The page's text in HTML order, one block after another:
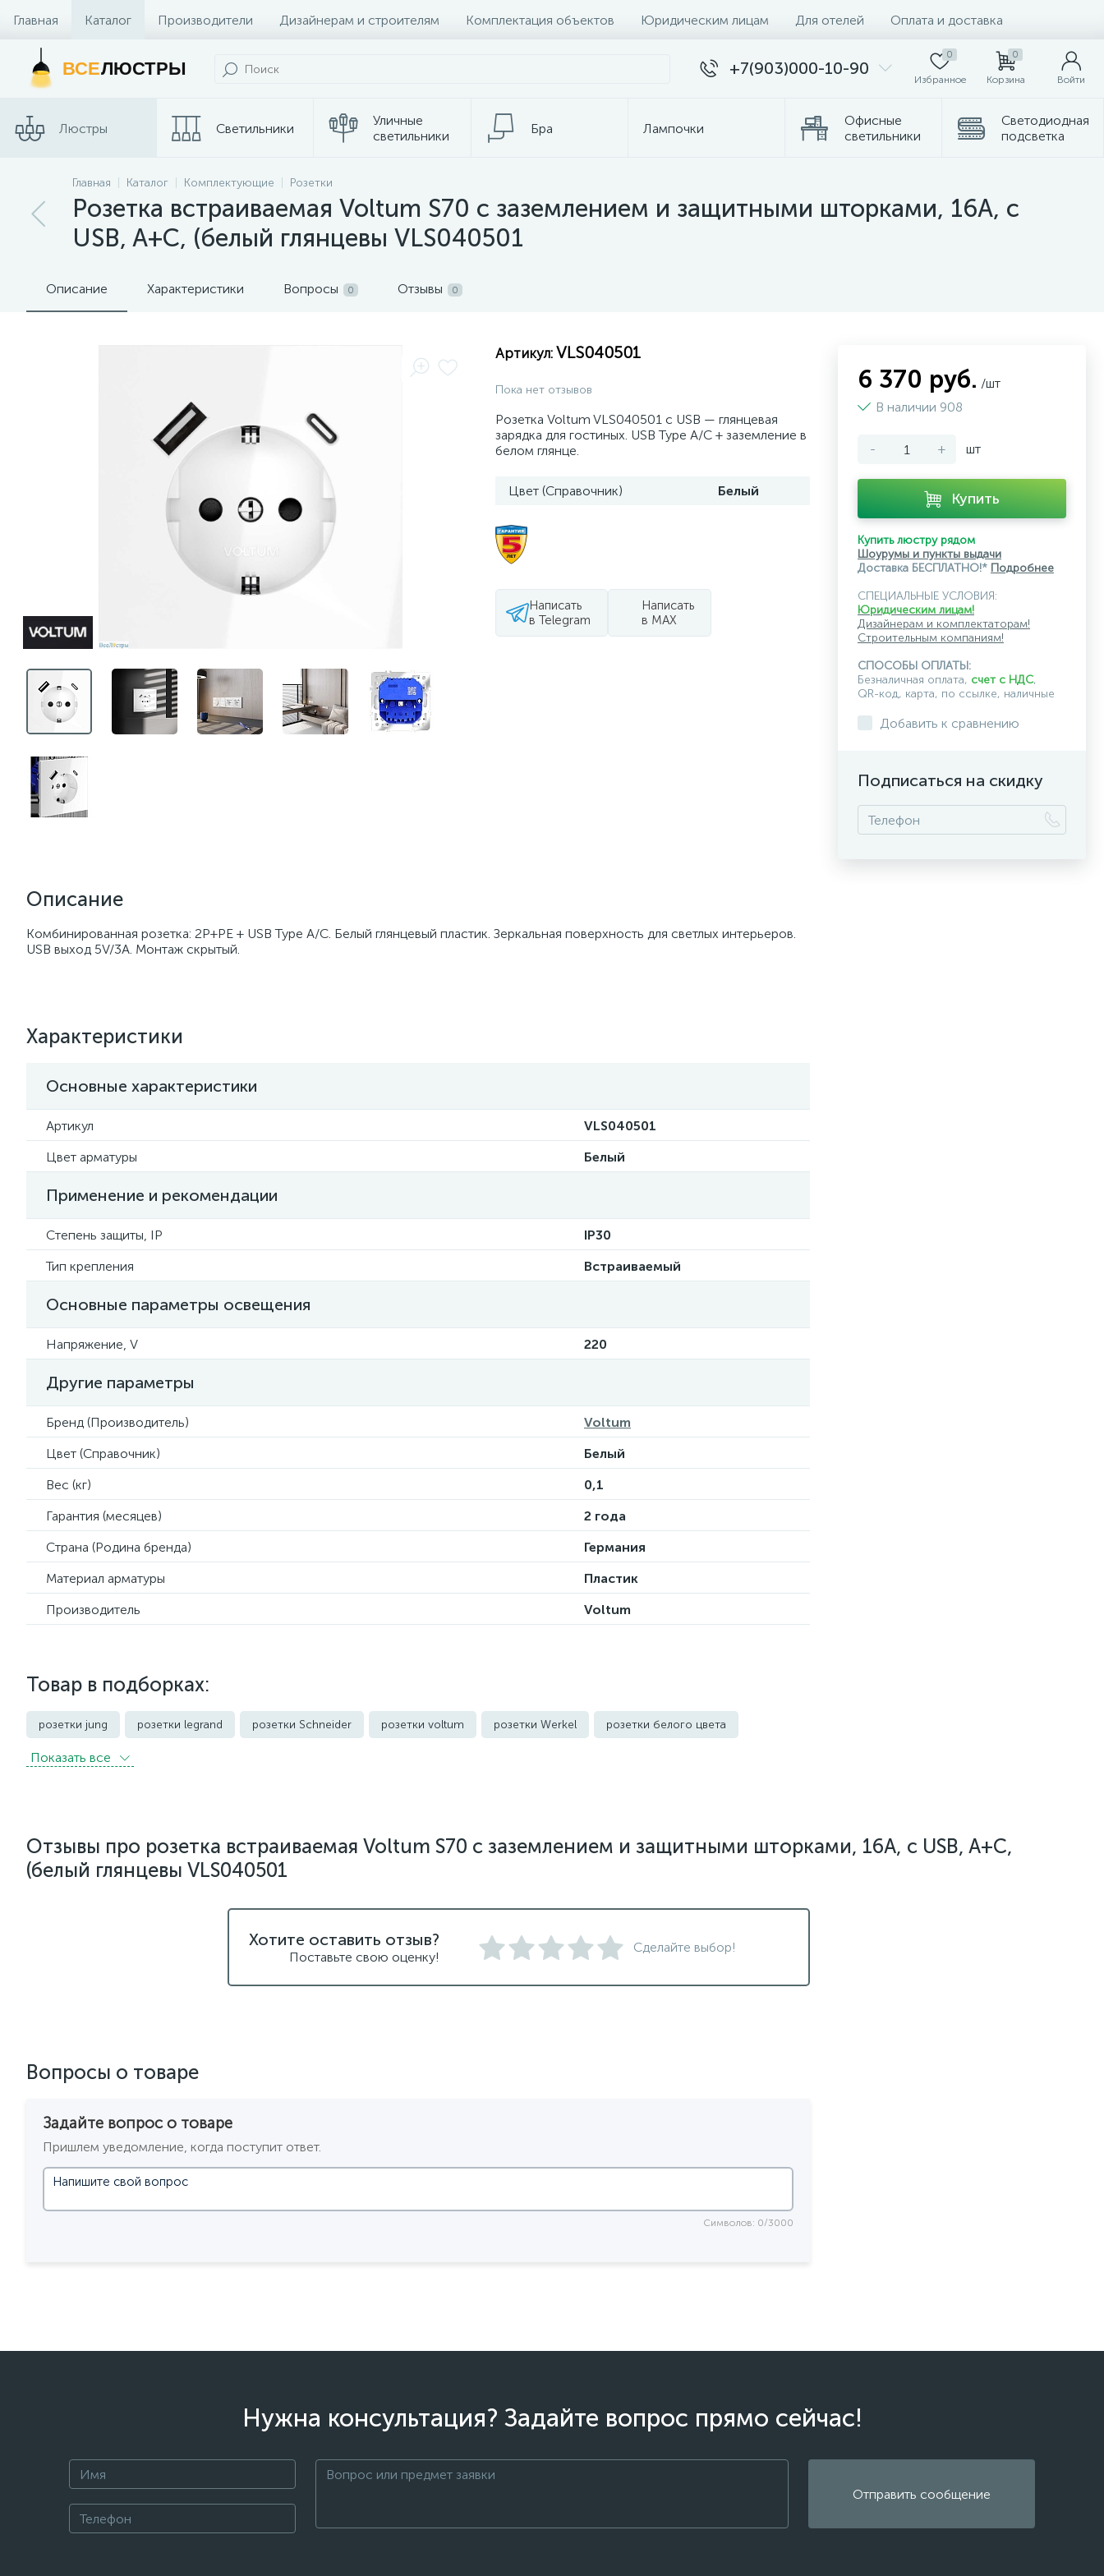
Главная Каталог Производители Дизайнерам и строителям Комплектация объектов Юридическим лицам Для отелей Оплата и доставка
Контакты и Магазины
ВСЕЛЮСТРЫ +7(903)000-10-90
0
Избранное
0
Корзина Войти
Люстры Светильники
Уличные
светильники
Бра Лампочки
Офисные
светильники
Светодиодная
подсветка
Споты Трековые системы
Главная Каталог Комплектующие Розетки
Розетка встраиваемая Voltum S70 с заземлением и защитными шторками, 16А, с
USB, A+С, (белый глянцевы VLS040501
Описание Характеристики Вопросы 0 Отзывы 0
Артикул: VLS040501
Пока нет отзывов
Розетка Voltum VLS040501 с USB — глянцевая
зарядка для гостиных. USB Type A/C + заземление в
белом глянце.
Цвет (Справочник) Белый
Написать
в Telegram
Написать
в MAX
Описание
Комбинированная розетка: 2P+PE + USB Type A/C. Белый глянцевый пластик. Зеркальная поверхность для светлых интерьеров.
USB выход 5V/3A. Монтаж скрытый.
Характеристики
Основные характеристики
Артикул
VLS040501
Цвет арматуры
Белый
Применение и рекомендации
Степень защиты, IP
IP30
Тип крепления
Встраиваемый
Основные параметры освещения
Напряжение, V 220
Другие параметры
Бренд (Производитель)
Voltum
Цвет (Справочник)
Белый
Вес (кг)
0,1
Гарантия (месяцев)
2 года
Страна (Родина бренда)
Германия
Материал арматуры
Пластик
Производитель
Voltum
Товар в подборках:
розетки jung розетки legrand розетки Schneider розетки voltum розетки Werkel розетки белого цвета
розетки с защитой от влаги IP44 и выше
Показать всe
6 370 руб. /шт
В наличии 908
- + шт
Купить
Купить люстру рядом
Шоурумы и пункты выдачи
Доставка БЕСПЛАТНО!* Подробнее
СПЕЦИАЛЬНЫЕ УСЛОВИЯ:
Юридическим лицам!
Дизайнерам и комплектаторам!
Строительным компаниям!
СПОСОБЫ ОПЛАТЫ:
Безналичная оплата, счет с НДС,
QR-код, карта, по ссылке, наличные
Добавить к сравнению
Подписаться на скидку
Отзывы про розетка встраиваемая Voltum S70 с заземлением и защитными шторками, 16А, с USB, A+С,
(белый глянцевы VLS040501
Хотите оставить отзыв?
Поставьте свою оценку!
Сделайте выбор!
Вопросы о товаре
Задайте вопрос о товаре
Пришлем уведомление, когда поступит ответ.
Символов: 0/3000
Нужна консультация? Задайте вопрос прямо сейчас!
Отправить сообщение